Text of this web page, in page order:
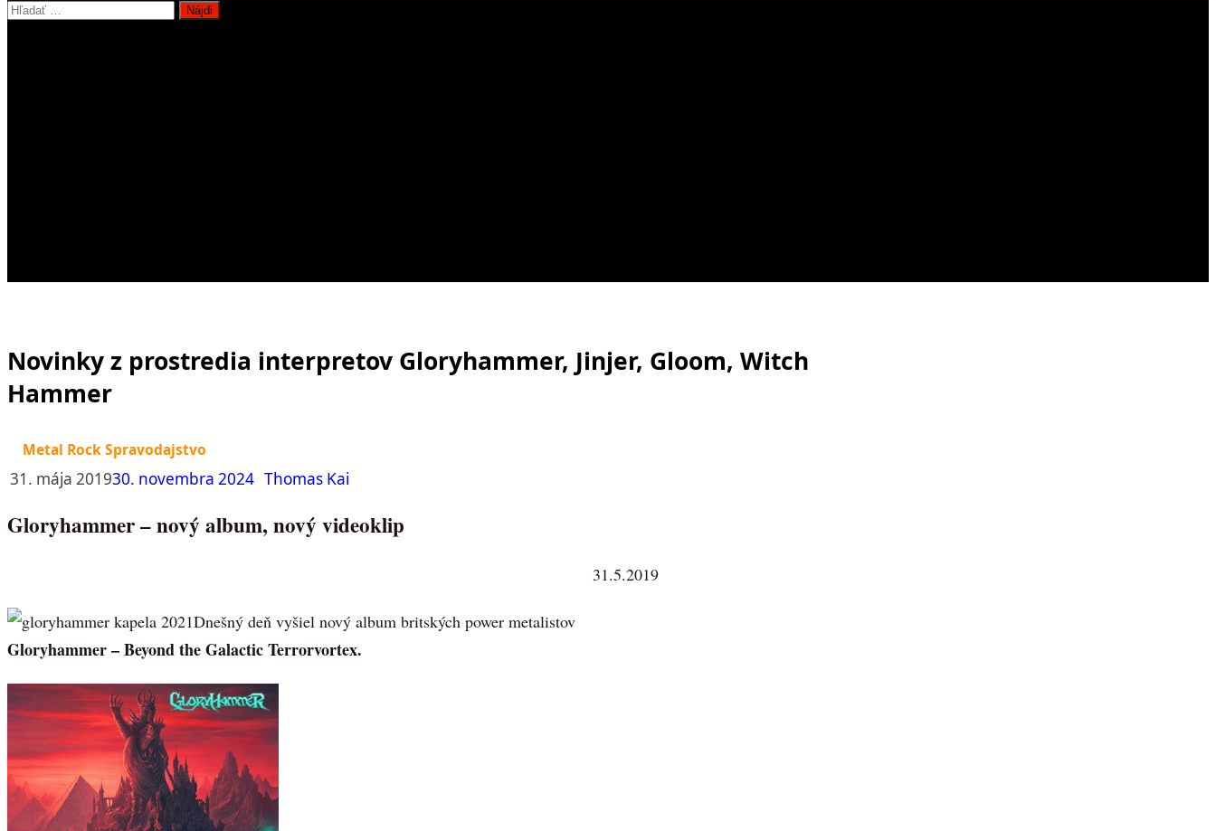
Hľadať:
Novinky z prostredia interpretov Gloryhammer, Jinjer, Gloom, Witch
Hammer
Metal Rock Spravodajstvo
31. mája 201930. novembra 2024 Thomas Kai
Gloryhammer – nový album, nový videoklip
31.5.2019
Dnešný deň vyšiel nový album britských power metalistov
Gloryhammer – Beyond the Galactic Terrorvortex.